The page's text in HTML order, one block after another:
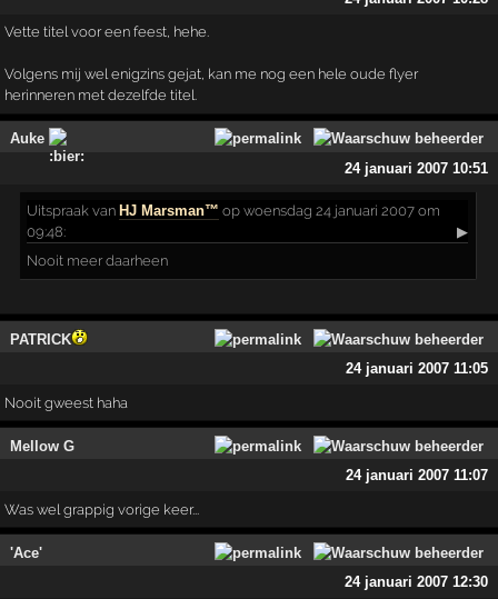
Vette titel voor een feest, hehe.
Volgens mij wel enigzins gejat, kan me nog een hele oude flyer
herinneren met dezelfde titel.
Auke
24 januari 2007 10:51
Uitspraak van HJ Marsman™ op woensdag 24 januari 2007 om
09:48:
▶
Nooit meer daarheen
PATRICK
24 januari 2007 11:05
Nooit gweest haha
Mellow G
24 januari 2007 11:07
Was wel grappig vorige keer...
'Ace'
24 januari 2007 12:30